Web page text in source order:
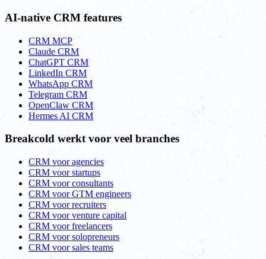
AI-native CRM features
CRM MCP
Claude CRM
ChatGPT CRM
LinkedIn CRM
WhatsApp CRM
Telegram CRM
OpenClaw CRM
Hermes AI CRM
Breakcold werkt voor veel branches
CRM voor agencies
CRM voor startups
CRM voor consultants
CRM voor GTM engineers
CRM voor recruiters
CRM voor venture capital
CRM voor freelancers
CRM voor solopreneurs
CRM voor sales teams